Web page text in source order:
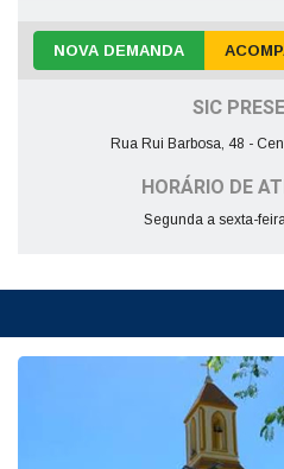
NOVA DEMANDA
SIC
Rua Rui Barbosa, 48 -
HORÁRIO DE
Segunda a sexta-